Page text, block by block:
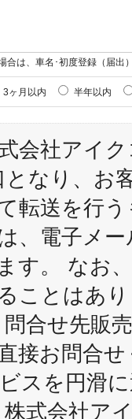
合は、車名･初度登録（届出
3ヶ月以内 半年以内
会社アイ
となり、お
転送を行
、電子メ
す。 なお
ことはあ
合せ先販
接お問合
スを円滑
式会社ア